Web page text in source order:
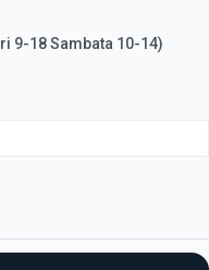
9-18 Sambata 10-14)